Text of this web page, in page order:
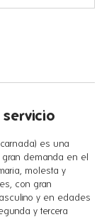
es una
demanda en el
molesta y
con gran
y en edades
y tercera